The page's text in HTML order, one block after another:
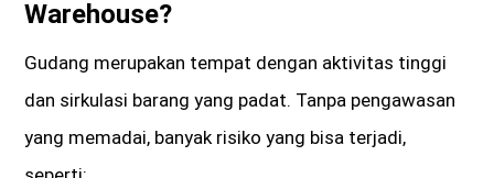
Warehouse?
Gudang merupakan tempat dengan aktivitas tinggi
dan sirkulasi barang yang padat. Tanpa pengawasan
yang memadai, banyak risiko yang bisa terjadi,